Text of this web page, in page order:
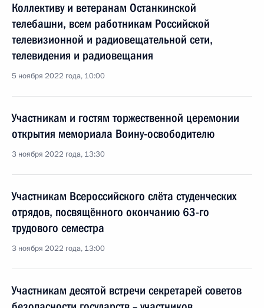
Коллективу и ветеранам Останкинской
телебашни, всем работникам Российской
телевизионной и радиовещательной сети,
телевидения и радиовещания
5 ноября 2022 года, 10:00
Участникам и гостям торжественной церемонии
открытия мемориала Воину-освободителю
3 ноября 2022 года, 13:30
Участникам Всероссийского слёта студенческих
отрядов, посвящённого окончанию 63-го
трудового семестра
3 ноября 2022 года, 13:00
Участникам десятой встречи секретарей советов